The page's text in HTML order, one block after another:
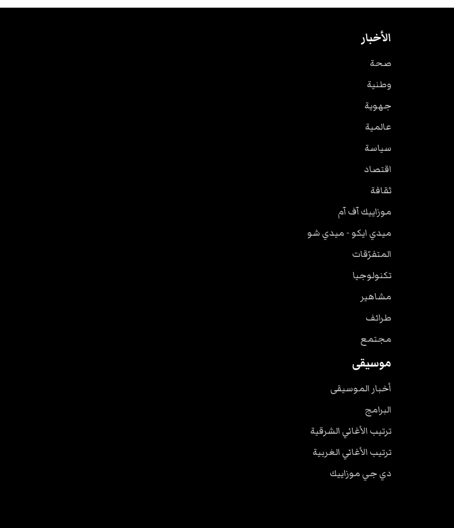
الأخبار
صحة
وطنية
جهوية
عالمية
سياسة
اقتصاد
ثقافة
موزاييك آف آم
ميدي ايكو - ميدي شو
المتفرّقات
تكنولوجيا
مشاهير
طرائف
مجتمع
موسيقى
أخبار الموسيقى
البرامج
ترتيب الأغاني الشرقية
ترتيب الأغاني الغربية
دي جي موزاييك